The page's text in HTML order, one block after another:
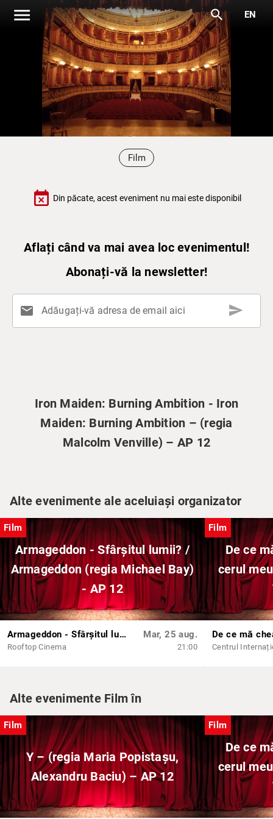
menu search EN
Film
event_busy Din păcate, acest eveniment nu mai este disponibil
Aflați când va mai avea loc evenimentul!
Abonați-vă la newsletter!
mail Adăugați-vă adresa de email aici send
Iron Maiden: Burning Ambition - Iron
Maiden: Burning Ambition – (regia
Malcolm Venville) – AP 12
Alte evenimente ale aceluiași organizator
Film
Armageddon - Sfârșitul lumii? /
Armageddon (regia Michael Bay)
- AP 12
Armageddon - Sfârșitul lumii? / Armageddon (regia Michael Bay) - AP 12
Rooftop Cinema
Mar, 25 aug.
21:00
Film
De ce
cerul
Alte evenimente Film în
Film
Y – (regia Maria Popistașu,
Alexandru Baciu) – AP 12
Film
De ce
cerul